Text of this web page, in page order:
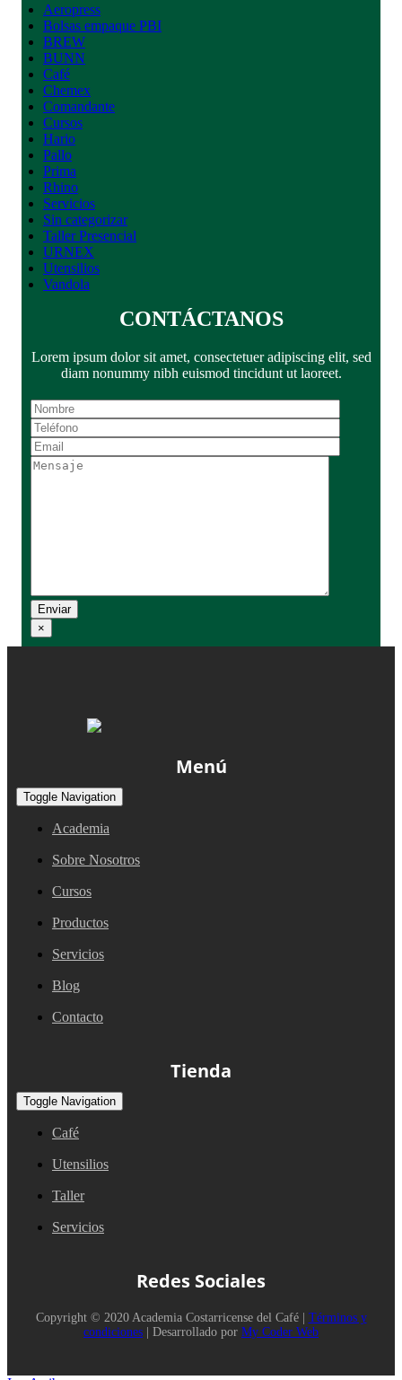
Aeropress
Bolsas empaque PBI
BREW
BUNN
Café
Chemex
Comandante
Cursos
Hario
Pallo
Prima
Rhino
Servicios
Sin categorizar
Taller Presencial
URNEX
Utensilios
Vandola
CONTÁCTANOS
Lorem ipsum dolor sit amet, consectetuer adipiscing elit, sed
diam nonummy nibh euismod tincidunt ut laoreet.
×
Menú
Toggle Navigation
Academia
Sobre Nosotros
Cursos
Productos
Servicios
Blog
Contacto
Tienda
Toggle Navigation
Café
Utensilios
Taller
Servicios
Redes Sociales
Copyright © 2020 Academia Costarricense del Café | Términos y
condiciones | Desarrollado por My Coder Web